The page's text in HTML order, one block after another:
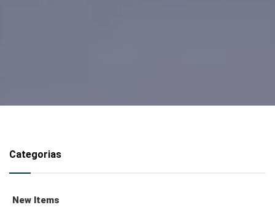
Categorias
New Items